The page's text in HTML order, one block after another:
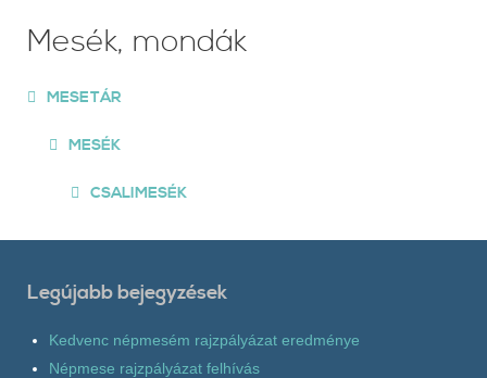
Mesék, mondák
MESETÁR
MESÉK
CSALIMESÉK
Legújabb bejegyzések
Kedvenc népmesém rajzpályázat eredménye
Népmese rajzpályázat felhívás